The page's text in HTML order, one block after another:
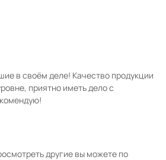
в своём деле! Качество продукции
приятно иметь дело с
другие вы можете по